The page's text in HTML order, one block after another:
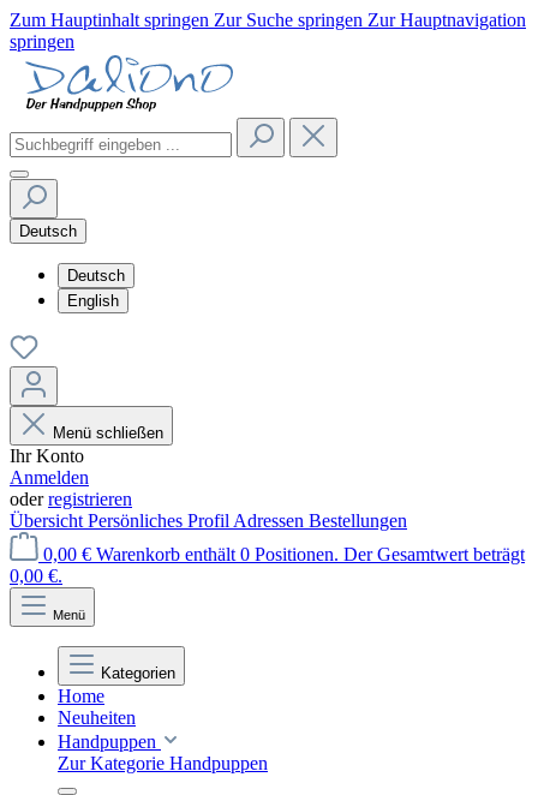
Zum Hauptinhalt springen Zur Suche springen Zur Hauptnavigation
springen
Deutsch
Deutsch
English
Menü schließen
Ihr Konto
Anmelden
oderregistrieren
Übersicht Persönliches Profil Adressen Bestellungen
0,00 € Warenkorb enthält 0 Positionen. Der Gesamtwert beträgt
0,00 €.
Menü
Kategorien
Home
Neuheiten
Handpuppen
Zur Kategorie Handpuppen